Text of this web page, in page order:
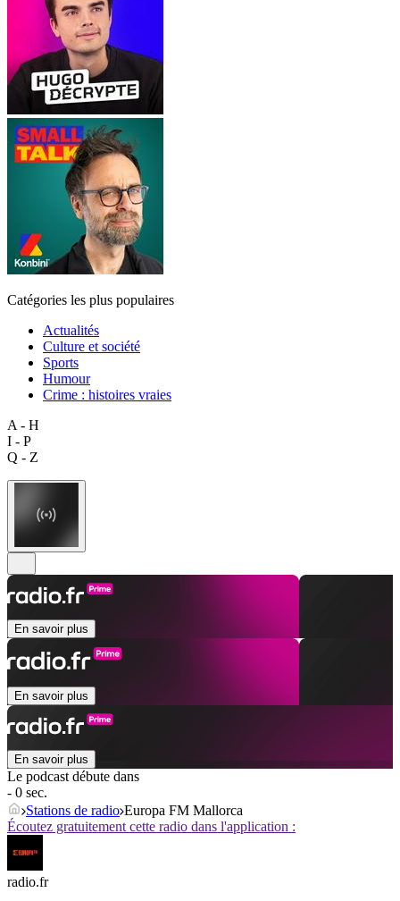
Catégories les plus populaires
Actualités
Culture et société
Sports
Humour
Crime : histoires vraies
A - H
I - P
Q - Z
En savoir plus
En savoir plus
En savoir plus
Le podcast débute dans
- 0 sec.
Stations de radio Europa FM Mallorca
Écoutez gratuitement cette radio dans l'application :
radio.fr